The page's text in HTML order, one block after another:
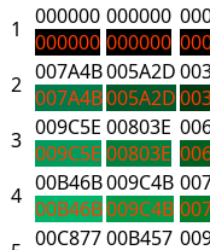
1
000000
000000
000000
000000
2 007A4B
007A4B
005A2D
005A2D
3 009C5E
009C5E
00803E
00803E
4 00B46B
00B46B
009C4B
009C4B
00C87700B457